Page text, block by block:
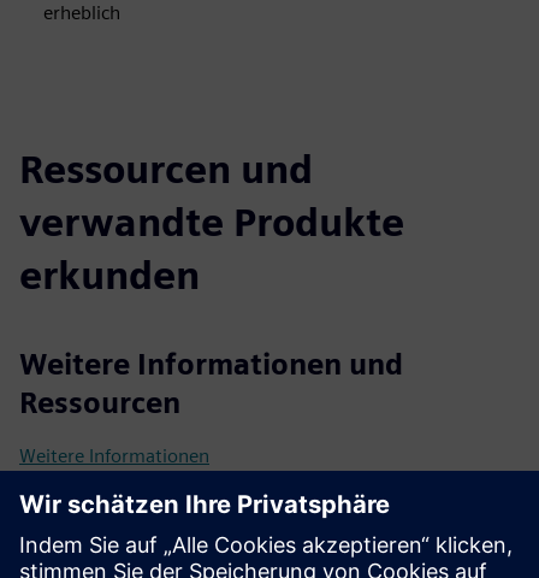
erheblich
Ressourcen und
verwandte Produkte
erkunden
Weitere Informationen und
Ressourcen
Weitere Informationen
Voraussetzungen
Energierechnungen